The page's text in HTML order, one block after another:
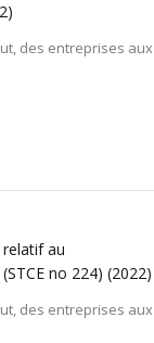
des entreprises aux
au
no 224) (2022)
des entreprises aux